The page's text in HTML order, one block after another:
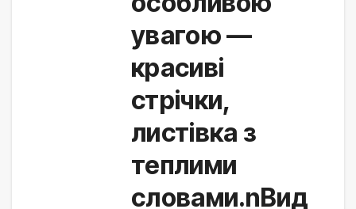
увагою —
красиві
стрічки,
листівка з
теплими
словами.nВид